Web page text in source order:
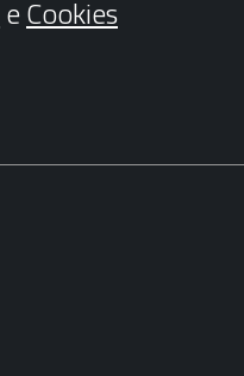
eCookies